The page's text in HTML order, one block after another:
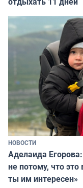
НОВОСТИ
Аделаида
не потому, что
ты им интересен»